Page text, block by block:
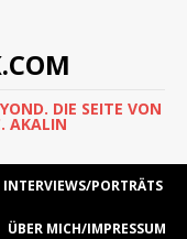
DIE SEITE VON
AKALIN
INTERVIEWS/PORTRÄTS
ÜBER MICH/IMPRESSUM